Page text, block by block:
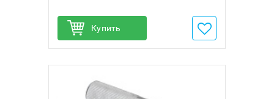
Купить
Добавить в избранное